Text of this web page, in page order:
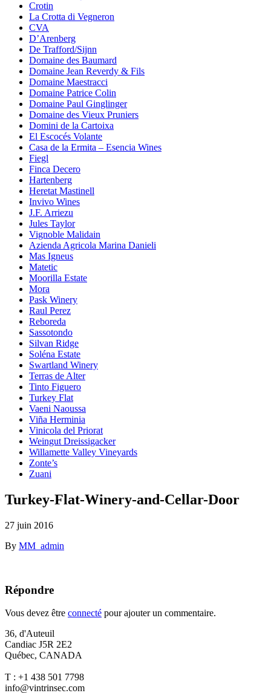
Crotin
La Crotta di Vegneron
CVA
D’Arenberg
De Trafford/Sijnn
Domaine des Baumard
Domaine Jean Reverdy & Fils
Domaine Maestracci
Domaine Patrice Colin
Domaine Paul Ginglinger
Domaine des Vieux Pruniers
Domini de la Cartoixa
El Escocés Volante
Casa de la Ermita – Esencia Wines
Fiegl
Finca Decero
Hartenberg
Heretat Mastinell
Invivo Wines
J.F. Arriezu
Jules Taylor
Vignoble Malidain
Azienda Agricola Marina Danieli
Mas Igneus
Matetic
Moorilla Estate
Mora
Pask Winery
Raul Perez
Reboreda
Sassotondo
Silvan Ridge
Soléna Estate
Swartland Winery
Terras de Alter
Tinto Figuero
Turkey Flat
Vaeni Naoussa
Viña Herminia
Vinicola del Priorat
Weingut Dreissigacker
Willamette Valley Vineyards
Zonte’s
Zuani
Turkey-Flat-Winery-and-Cellar-Door
27 juin 2016
By MM_admin
Répondre
Vous devez être connecté pour ajouter un commentaire.
36, d'Auteuil
Candiac J5R 2E2
Québec, CANADA
T : +1 438 501 7798
info@vintrinsec.com